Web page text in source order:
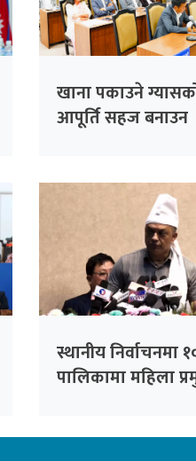
खाना पकाउने
आपूर्ति सहज बनाउन
स्थानीय निर्वाचनमा
पालिकामा महिला